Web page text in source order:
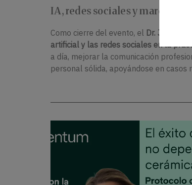
IA, redes sociales y marca
Como cierre del evento, el Dr. Javier
artificial y las redes sociales en la
a día, mejorar la comunicación
personal sólida, apoyándose en casos